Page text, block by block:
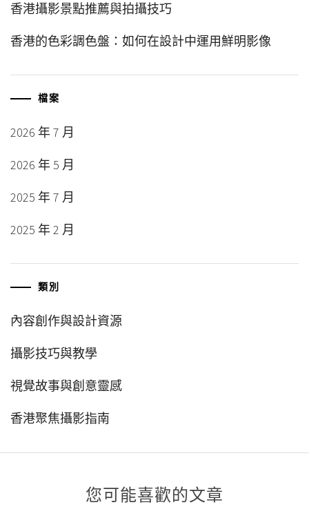
香港攝影景點推薦與拍攝技巧
香港的色彩調色盤：如何在設計中運用鮮明影像
檔案
2026 年 7 月
2026 年 5 月
2025 年 7 月
2025 年 2 月
類別
內容創作與設計資源
攝影技巧與教學
視覺故事與創意靈感
香港聚焦攝影指南
您可能喜歡的文章